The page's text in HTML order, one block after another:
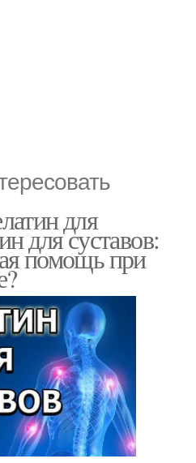
для
для суставов:
помощь при